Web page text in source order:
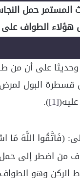
المستمر حمل
هؤلاء الطواف
على أن من
قسطرة البول
[1]
).
(فَاتَّقُوا اللَّهَ مَا
من اضطر إلى حمل
وهو الطواف؛